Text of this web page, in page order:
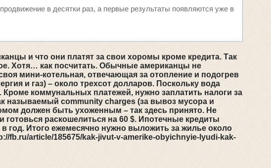
в десятки раз, а первые результаты появляются уже в
и что они платят за свои хоромы кроме кредита. Так
Хотя… как посчитать. Обычные американцы не
мини-котельная, отвечающая за отопление и подогрев
и газ) – около трехсот долларов. Поскольку вода
коммунальных платежей, нужно заплатить налоги за
называемый community charges (за вывоз мусора и
должен быть ухоженным – так здесь принято. Не
готовься раскошелиться на 60 $. Ипотечные кредиты
год. Итого ежемесячно нужно выложить за жилье около
fb.ru/article/185675/kak-jivut-v-amerike-obyichnyie-lyudi-kak-